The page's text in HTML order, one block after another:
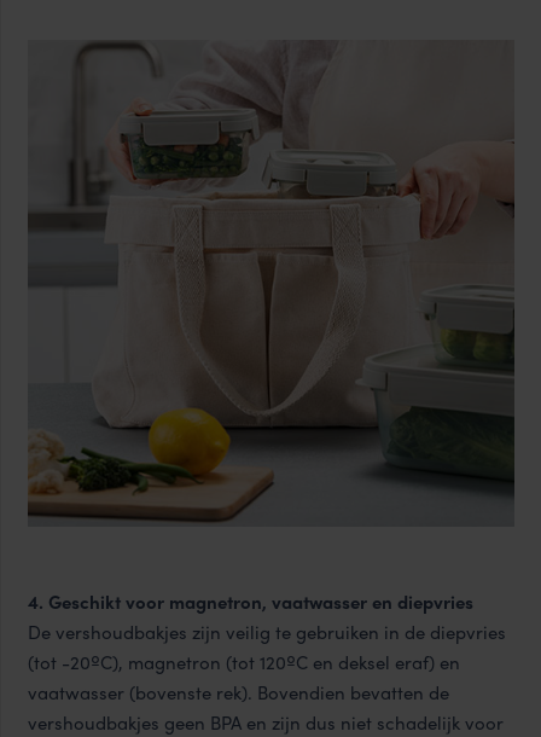
4. Geschikt voor magnetron, vaatwasser en diepvries
De vershoudbakjes zijn veilig te gebruiken in de diepvries
(tot -20ºC), magnetron (tot 120ºC en deksel eraf) en
vaatwasser (bovenste rek). Bovendien bevatten de
vershoudbakjes geen BPA en zijn dus niet schadelijk voor